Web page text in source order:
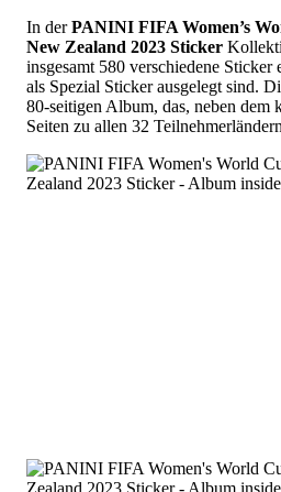
In derPANINI FIFA Women’s
New Zealand 2023 Sticker
insgesamt 580 verschiedene Sticker
als Spezial Sticker ausgelegt sind.
80-seitigen Album, das, neben dem
Seiten zu allen 32